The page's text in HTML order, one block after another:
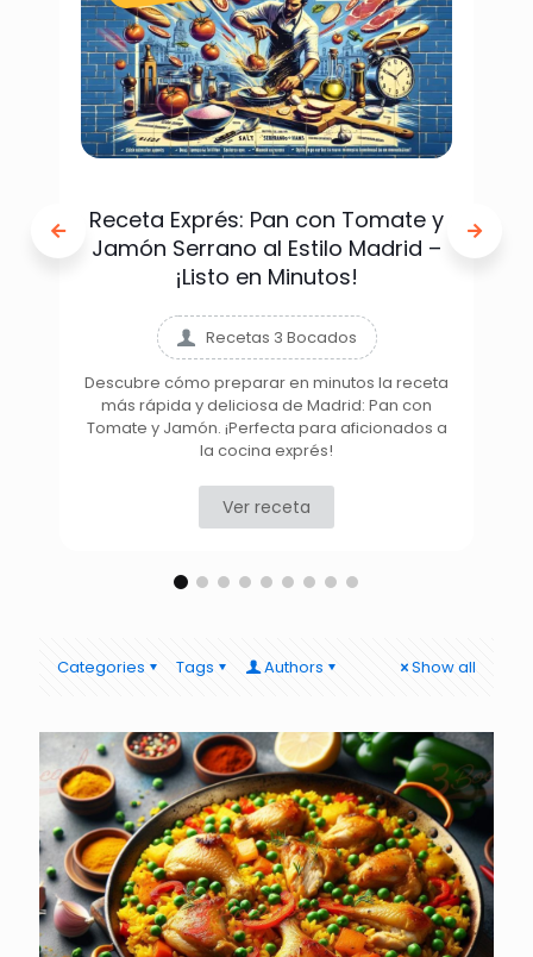
Receta Exprés: Pan con Tomate y
Jamón Serrano al Estilo Madrid –
¡Listo en Minutos!
Recetas 3 Bocados
Descubre cómo preparar en minutos la receta
más rápida y deliciosa de Madrid: Pan con
Tomate y Jamón. ¡Perfecta para aficionados a
la cocina exprés!
Ver receta
Categories Tags Authors Show all